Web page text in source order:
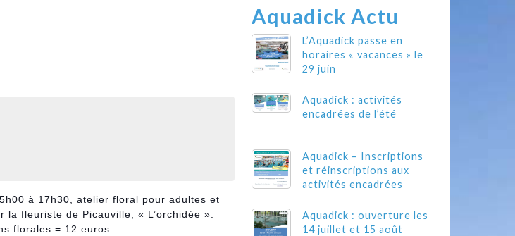
à 17h30, atelier floral pour adultes et
fleuriste de Picauville, « L’orchidée ».
florales = 12 euros.
Aquadick Actu
L’Aquadick passe en
horaires « vacances » le
29 juin
Aquadick : activités
encadrées de l’été
Aquadick – Inscriptions
et réinscriptions aux
activités encadrées
Aquadick : ouverture les
14 juillet et 15 août